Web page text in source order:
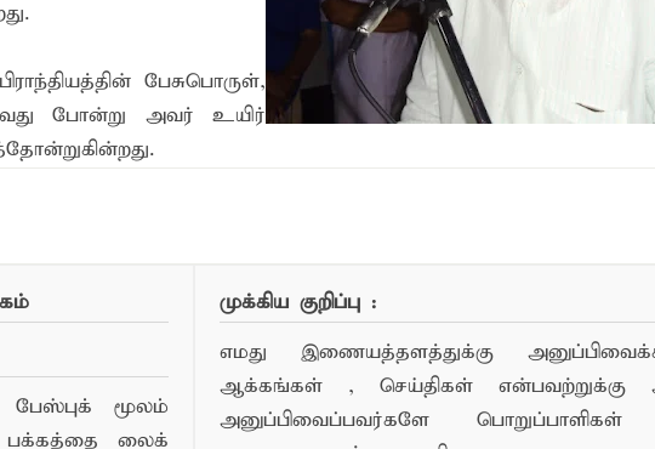
பேசுபொருள்,
போன்று அவர் உயிர்
மூலம்
பக்கத்தை லைக்
முக்கிய குறிப்பு :
எமது இணையத்தளத்துக்கு
ஆக்கங்கள் , செய்திகள் என்பவற்றுக்கு
அனுப்பிவைப்பவர்களே